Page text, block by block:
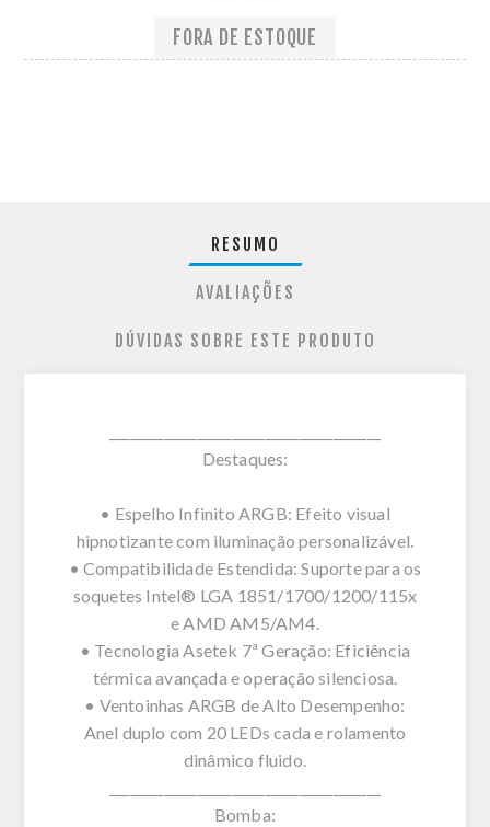
FORA DE ESTOQUE
RESUMO
AVALIAÇÕES
DÚVIDAS SOBRE ESTE PRODUTO
Destaques:
• Espelho Infinito ARGB: Efeito visual
hipnotizante com iluminação personalizável.
• Compatibilidade Estendida: Suporte para os
soquetes Intel® LGA 1851/1700/1200/115x
e AMD AM5/AM4.
• Tecnologia Asetek 7ª Geração: Eficiência
térmica avançada e operação silenciosa.
• Ventoinhas ARGB de Alto Desempenho:
Anel duplo com 20 LEDs cada e rolamento
dinâmico fluido.
Bomba: